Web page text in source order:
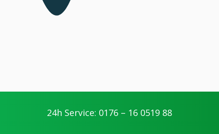
24h Service: 0176 – 16 0519 88